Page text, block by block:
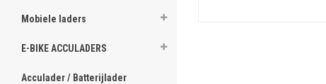
Mobiele laders
E-BIKE ACCULADERS
Acculader / Batterijlader